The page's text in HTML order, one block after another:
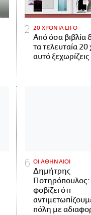
20 ΧΡΟΝΙΑ LIFO
Από όσα βιβλία
τα τελευταία 20
αυτό ξεχωρίζεις
ΟΙ ΑΘΗΝΑΙΟΙ
Δημήτρης
φοβίζει ότι
πόλη με